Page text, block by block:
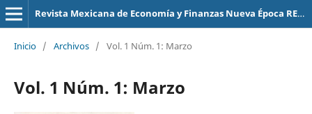
Revista Mexicana de Economía y Finanzas Nueva Época REMEF (The Mexican Journal of Economics and Finance)
Inicio / Archivos / Vol. 1 Núm. 1: Marzo
Vol. 1 Núm. 1: Marzo